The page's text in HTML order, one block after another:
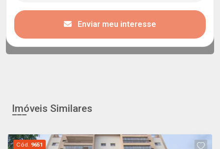
Enviar meu interesse
Imóveis Similares
Cód. 9651